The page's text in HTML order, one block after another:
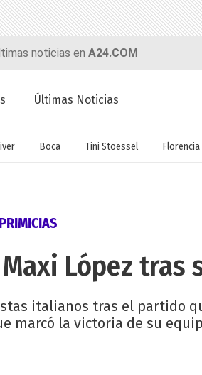
noticias en A24.COM
Últimas Noticias
Boca Tini Stoessel Florencia
PRIMICIAS
López tras
italianos tras el partido
marcó la victoria de su